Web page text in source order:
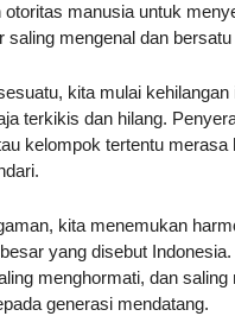
manusia untuk
mengenal dan
kita mulai
terkikis dan hilang.
kelompok tertentu merasa
kita menemukan
yang disebut
menghormati, dan saling
generasi mendatang.